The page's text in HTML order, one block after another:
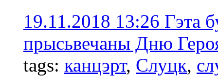
19.11.2018 13:26 Гэта
прысьвечаны Дню
tags: канцэрт, Слуцк,